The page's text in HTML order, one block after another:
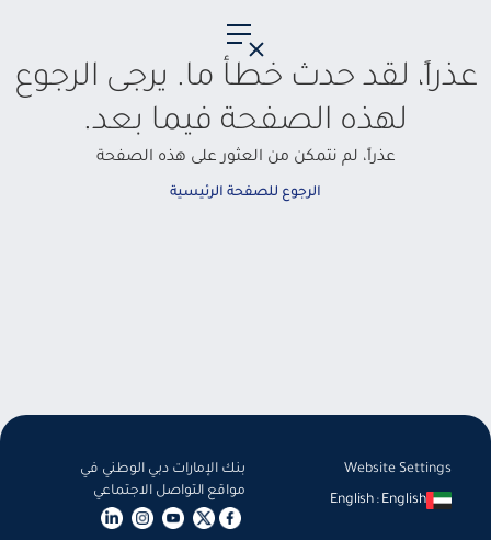
عذراً، لقد حدث خطأ ما. يرجى الرجوع
لهذه الصفحة فيما بعد.
عذراً، لم نتمكن من العثور على هذه الصفحة
الرجوع للصفحة الرئيسية
Website Settings
English
:
English
بنك الإمارات دبي الوطني في
مواقع التواصل الاجتماعي